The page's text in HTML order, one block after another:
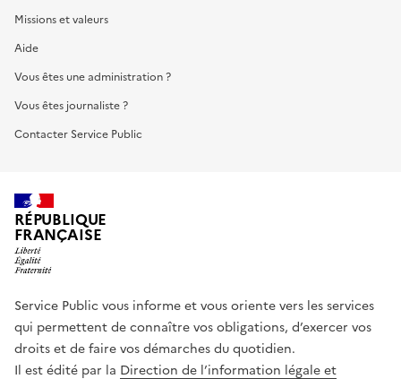
Missions et valeurs
Aide
Vous êtes une administration ?
Vous êtes journaliste ?
Contacter Service Public
RÉPUBLIQUE
FRANÇAISE
Service Public vous informe et vous oriente vers les services
qui permettent de connaître vos obligations, d’exercer vos
droits et de faire vos démarches du quotidien.
Il est édité par la Direction de l’information légale et